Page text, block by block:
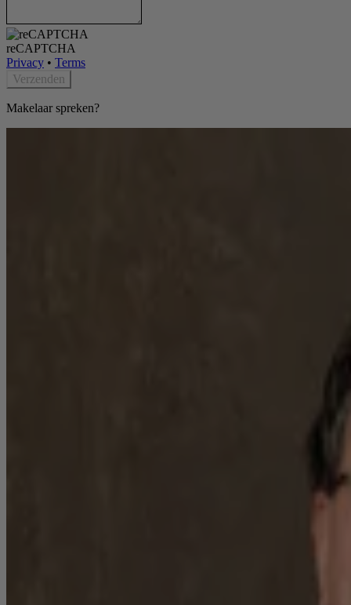
reCAPTCHA
Privacy • Terms
Verzenden
Makelaar spreken?